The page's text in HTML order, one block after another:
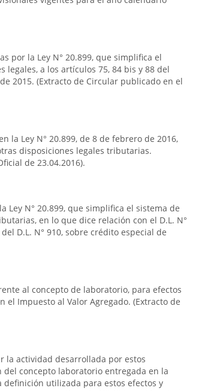
por la Ley N° 20.899, que simplifica el
a los artículos 75, 84 bis y 88 del
2015. (Extracto de Circular publicado en el
la Ley N° 20.899, de 8 de febrero de 2016,
disposiciones legales tributarias.
de 23.04.2016).
N° 20.899, que simplifica el sistema de
en lo que dice relación con el D.L. N°
D.L. N° 910, sobre crédito especial de
al concepto de laboratorio, para efectos
Impuesto al Valor Agregado. (Extracto de
la actividad desarrollada por estos
concepto laboratorio entregada en la
utilizada para estos efectos y